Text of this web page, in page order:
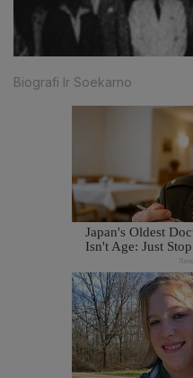
Biografi Ir Soekarno